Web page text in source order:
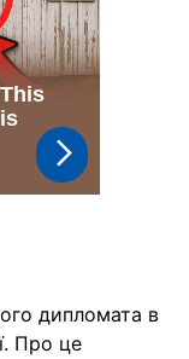
дипломата в
Про це